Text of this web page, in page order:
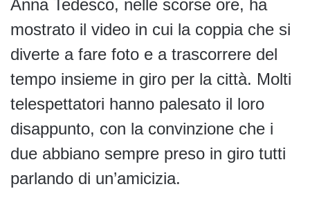
Anna Tedesco, nelle scorse ore, ha
mostrato il video in cui la coppia che si
diverte a fare foto e a trascorrere del
tempo insieme in giro per la città. Molti
telespettatori hanno palesato il loro
disappunto, con la convinzione che i
due abbiano sempre preso in giro tutti
parlando di un’amicizia.